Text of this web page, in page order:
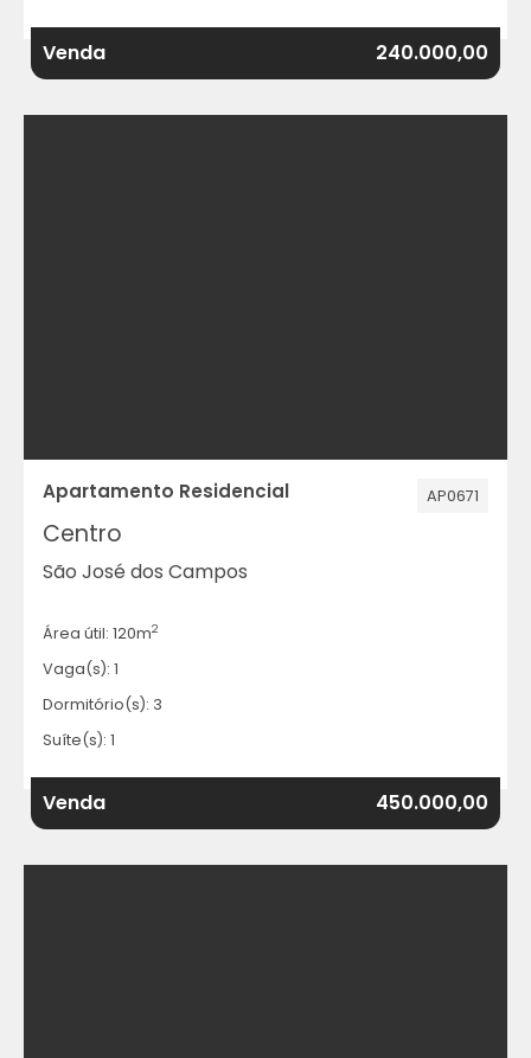
Venda 240.000,00
Apartamento Residencial AP0671
Centro
São José dos Campos
Área útil: 120m2
Vaga(s): 1
Dormitório(s): 3
Suíte(s): 1
Venda 450.000,00